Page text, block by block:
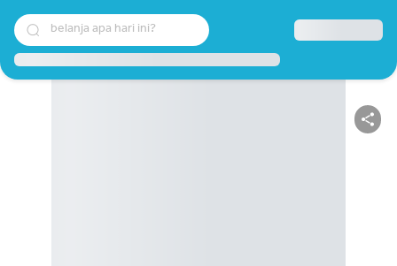
belanja apa hari ini?